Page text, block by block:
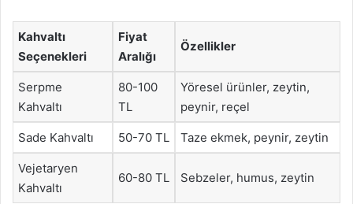
Kahvaltı
Seçenekleri
Fiyat
Aralığı
Özellikler
Serpme
Kahvaltı
80-100
TL
Yöresel ürünler, zeytin,
peynir, reçel
Sade Kahvaltı 50-70 TL Taze ekmek, peynir, zeytin
Vejetaryen
Kahvaltı
60-80 TL Sebzeler, humus, zeytin